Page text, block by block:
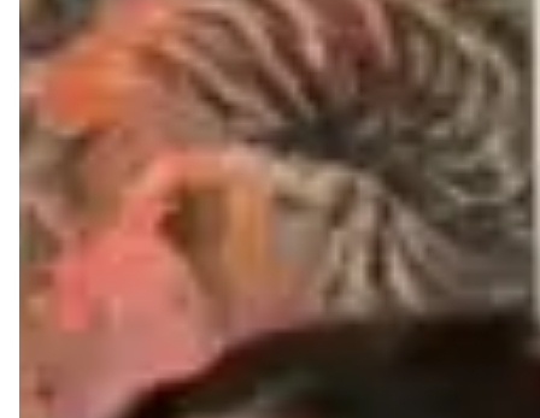
Por ser composto de fibras naturais, o couro facilita a
respiração dos pés, mantendo a temperatura ideal, isso é
essencial por dois grande motivos:
.Quando o suor não evapora adequadamente, as
bactérias presentes na pele o decompõem, causando o
mau cheiro.
.A umidade e o calor favorecem a proliferação de
fungos, o que pode causar frieiras, principalmente entre
os dedos dos pés.
Com um sapato de couro legítimo Liazzi, você evita
esses problemas e garante mais conforto e higiene